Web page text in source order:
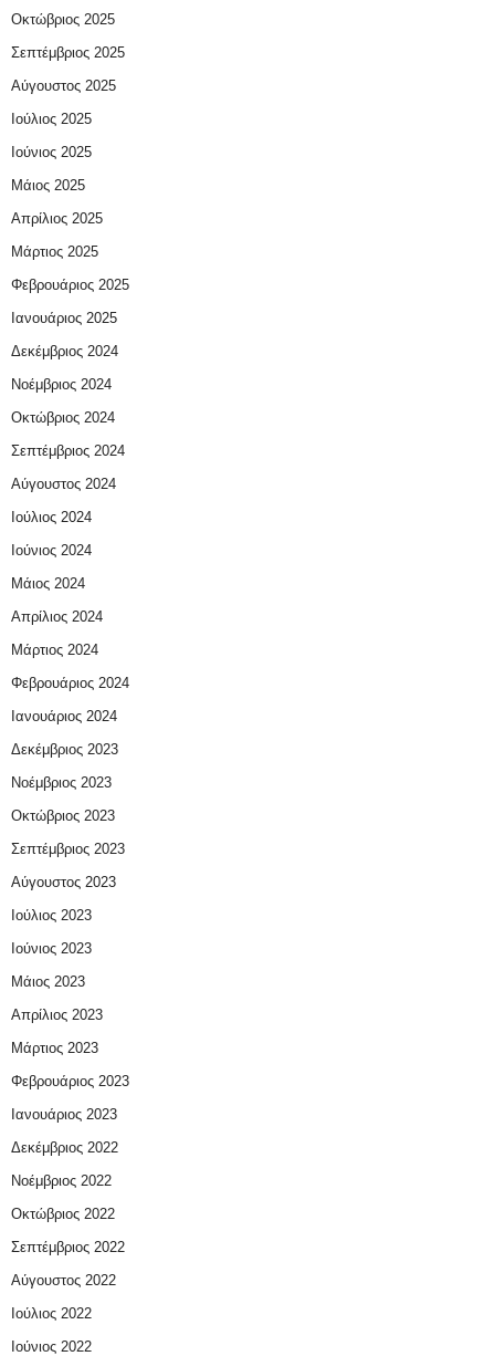
Οκτώβριος 2025
Σεπτέμβριος 2025
Αύγουστος 2025
Ιούλιος 2025
Ιούνιος 2025
Μάιος 2025
Απρίλιος 2025
Μάρτιος 2025
Φεβρουάριος 2025
Ιανουάριος 2025
Δεκέμβριος 2024
Νοέμβριος 2024
Οκτώβριος 2024
Σεπτέμβριος 2024
Αύγουστος 2024
Ιούλιος 2024
Ιούνιος 2024
Μάιος 2024
Απρίλιος 2024
Μάρτιος 2024
Φεβρουάριος 2024
Ιανουάριος 2024
Δεκέμβριος 2023
Νοέμβριος 2023
Οκτώβριος 2023
Σεπτέμβριος 2023
Αύγουστος 2023
Ιούλιος 2023
Ιούνιος 2023
Μάιος 2023
Απρίλιος 2023
Μάρτιος 2023
Φεβρουάριος 2023
Ιανουάριος 2023
Δεκέμβριος 2022
Νοέμβριος 2022
Οκτώβριος 2022
Σεπτέμβριος 2022
Αύγουστος 2022
Ιούλιος 2022
Ιούνιος 2022